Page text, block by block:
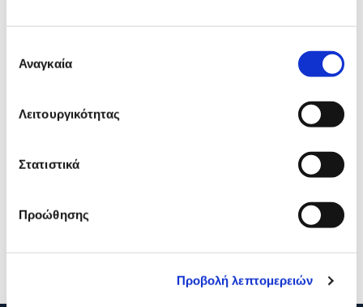
συγκατάθεσης
Αναγκαία
Λειτουργικότητας
Στατιστικά
Προώθησης
Προβολή λεπτομερειών
PanzerGlass Samsung Galaxy
16,90€
Προσθήκη
Samsung Θήκη Standing
Cover για tablet Galaxy
Προσθήκη